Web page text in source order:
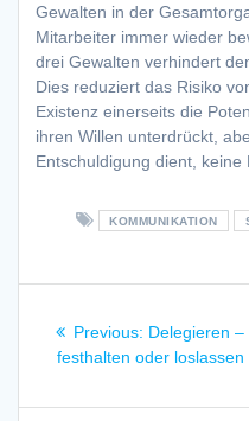
Gewalten in der
Mitarbeiter immer wieder
drei Gewalten verhindert
Dies reduziert das Risiko
Existenz einerseits die
ihren Willen unterdrückt,
Entschuldigung dient, keine
KOMMUNIKATION
Previous: Previous
post:
Delegieren –
festhalten oder loslassen